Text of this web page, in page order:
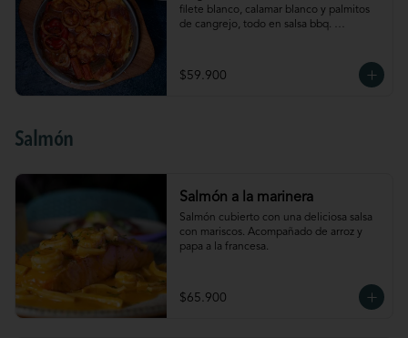
filete blanco, calamar blanco y palmitos
de cangrejo, todo en salsa bbq.
$59.900
Salmón
Salmón a la marinera
Salmón cubierto con una deliciosa salsa
con mariscos. Acompañado de arroz y
papa a la francesa.
$65.900